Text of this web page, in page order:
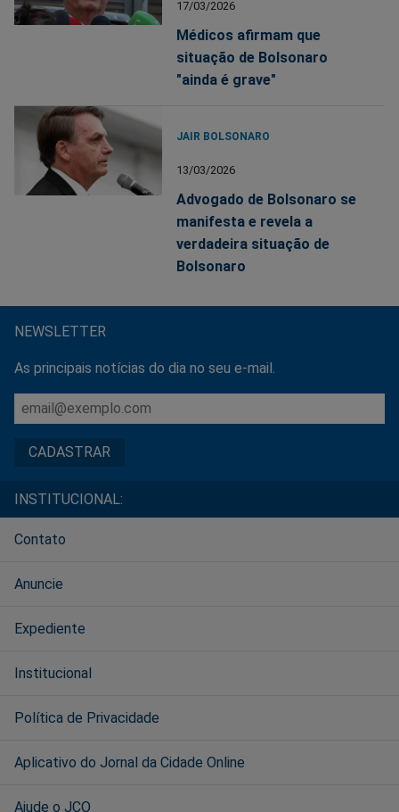
17/03/2026
Médicos afirmam que
situação de Bolsonaro
"ainda é grave"
JAIR BOLSONARO
13/03/2026
Advogado de Bolsonaro se
manifesta e revela a
verdadeira situação de
Bolsonaro
NEWSLETTER
As principais notícias do dia no seu e-mail.
INSTITUCIONAL:
Contato
Anuncie
Expediente
Institucional
Política de Privacidade
Aplicativo do Jornal da Cidade Online
Ajude o JCO